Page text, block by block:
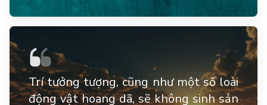
Trí tưởng tượng, cũng như một số loài
động vật hoang dã, sẽ không sinh sản